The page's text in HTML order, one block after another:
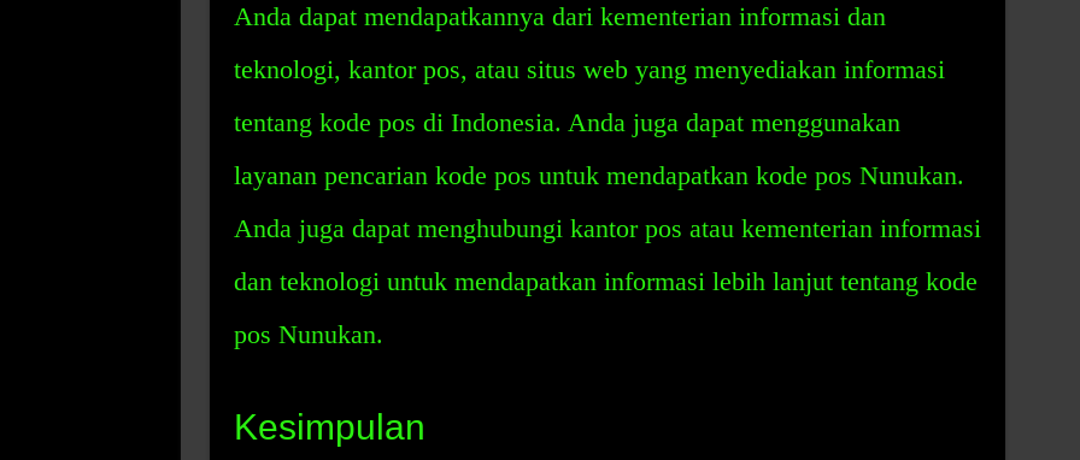
Anda dapat mendapatkannya dari kementerian informasi dan
teknologi, kantor pos, atau situs web yang menyediakan informasi
tentang kode pos di Indonesia. Anda juga dapat menggunakan
layanan pencarian kode pos untuk mendapatkan kode pos Nunukan.
Anda juga dapat menghubungi kantor pos atau kementerian informasi
dan teknologi untuk mendapatkan informasi lebih lanjut tentang kode
pos Nunukan.
Kesimpulan